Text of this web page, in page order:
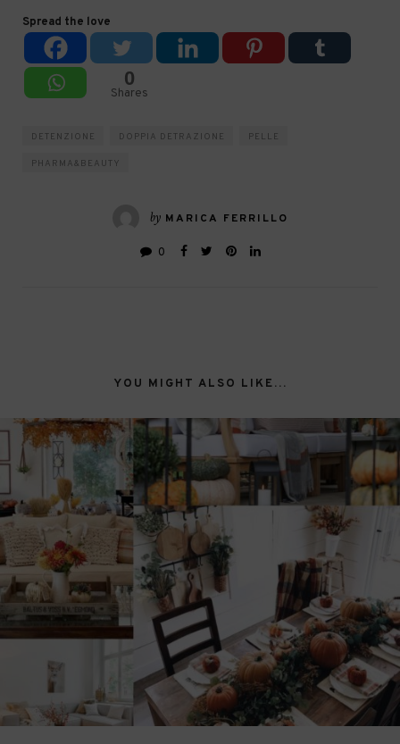
Spread the love
0
Shares
DETENZIONE DOPPIA DETRAZIONE PELLE
PHARMA&BEAUTY
by MARICA FERRILLO
0
YOU MIGHT ALSO LIKE...